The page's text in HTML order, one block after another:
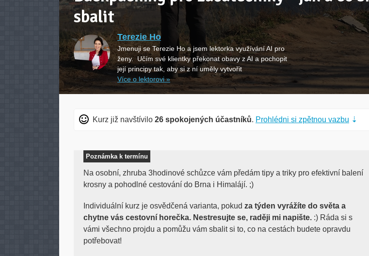
sbalit
Terezie Ho
Jmenuji se Terezie Ho a jsem lektorka využívání AI pro
ženy. Učím své klientky překonat obavy z AI a pochopit
její principy tak, aby si z ní uměly vytvořit
Více o lektorovi »
Kurz již navštívilo 26 spokojených účastníků. Prohlédni si zpětnou vazbu ⇣
Poznámka k termínu
Na osobní, zhruba 3hodinové schůzce vám předám tipy a triky pro efektivní balení
krosny a pohodlné cestování do Brna i Himalájí. ;)
Individuální kurz je osvědčená varianta, pokud za týden vyrážíte do světa a
chytne vás cestovní horečka. Nestresujte se, raději mi napište. :) Ráda si s
vámi všechno projdu a pomůžu vám sbalit si to, co na cestách budete opravdu
potřebovat!